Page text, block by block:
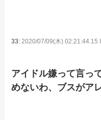
33:2020/07/09(木) 02:21:44.15
アイドル嫌って言っ
めないわ、ブスがア